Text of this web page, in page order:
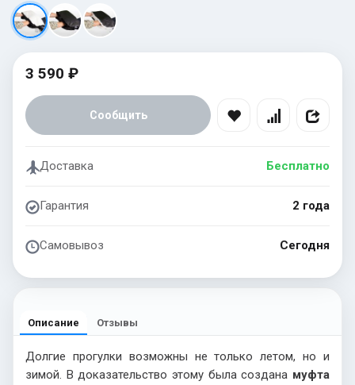
3 590 ₽
Сообщить
Доставка Бесплатно
Гарантия 2 года
Самовывоз Сегодня
Описание Отзывы
Долгие прогулки возможны не только летом, но и
зимой. В доказательство этому была создана муфта